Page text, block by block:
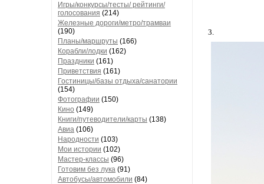
Игры/конкурсы/тесты/ рейтинги/
голосования (214)
Железные дороги/метро/трамваи
(190)
Планы/маршруты (166)
Корабли/лодки (162)
Праздники (161)
Приветствия (161)
Гостиницы/базы отдыха/санатории
(154)
Фотографии (150)
Кино (149)
Книги/путеводители/карты (138)
Авиа (106)
Народности (103)
Мои истории (102)
Мастер-классы (96)
Готовим без лука (91)
Автобусы/автомобили (84)
3.